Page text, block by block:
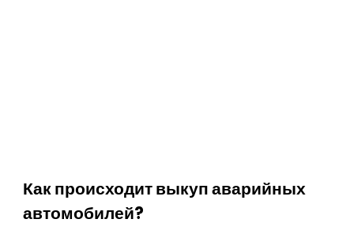
Как происходит выкуп аварийных
автомобилей?